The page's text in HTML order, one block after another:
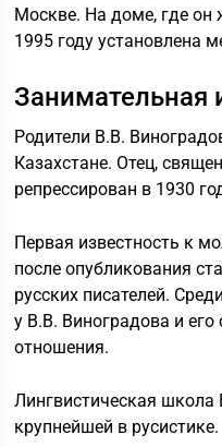
Москве. На доме, где он
1995 году установлена
Занимательная
Родители В.В.
Казахстане. Отец,
репрессирован в 1930
Первая известность к
после опубликования
русских писателей.
у В.В. Виноградова и его
отношения.
Лингвистическая школа
крупнейшей в русистике.